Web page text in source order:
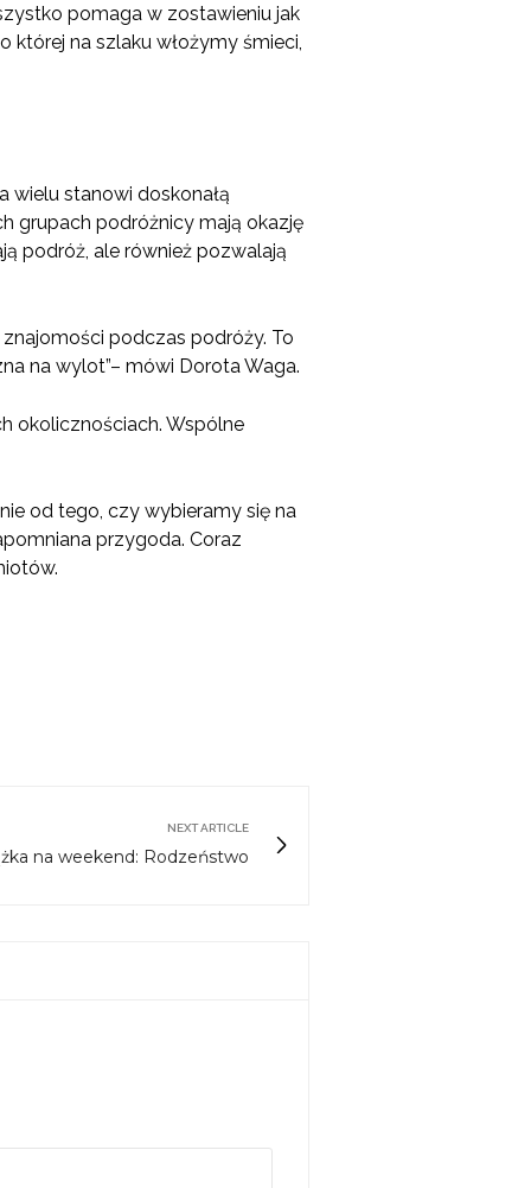
pomaga w zostawieniu jak
której na szlaku włożymy śmieci,
wielu stanowi doskonałą
grupach podróżnicy mają okazję
podróż, ale również pozwalają
podczas podróży. To
na wylot”– mówi Dorota Waga.
okolicznościach. Wspólne
od tego, czy wybieramy się na
przygoda. Coraz
NEXT ARTICLE
na weekend: Rodzeństwo